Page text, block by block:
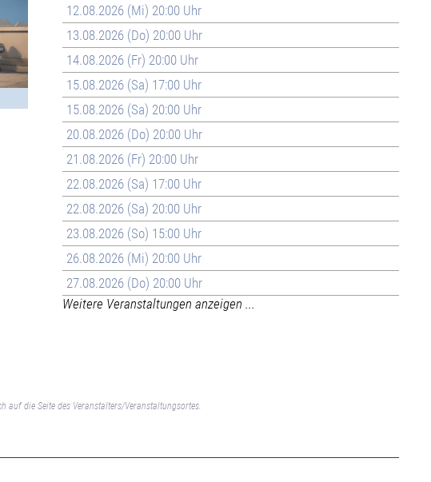
12.08.2026 (Mi) 20:00 Uhr
13.08.2026 (Do) 20:00 Uhr
14.08.2026 (Fr) 20:00 Uhr
15.08.2026 (Sa) 17:00 Uhr
15.08.2026 (Sa) 20:00 Uhr
20.08.2026 (Do) 20:00 Uhr
21.08.2026 (Fr) 20:00 Uhr
22.08.2026 (Sa) 17:00 Uhr
22.08.2026 (Sa) 20:00 Uhr
23.08.2026 (So) 15:00 Uhr
26.08.2026 (Mi) 20:00 Uhr
27.08.2026 (Do) 20:00 Uhr
Weitere Veranstaltungen anzeigen ...
auf die Seite des Veranstalters/Veranstaltungsortes.